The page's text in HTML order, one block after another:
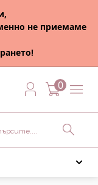
не приемаме
0